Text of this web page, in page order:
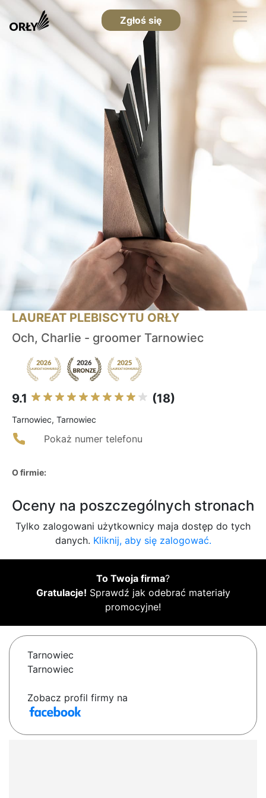
Zgłoś się
LAUREAT PLEBISCYTU ORŁY
Och, Charlie - groomer Tarnowiec
9.1 (18)
Tarnowiec, Tarnowiec
Pokaż numer telefonu
O firmie:
Oceny na poszczególnych stronach
Tylko zalogowani użytkownicy maja dostęp do tych
danych. Kliknij, aby się zalogować.
To Twoja firma?
Gratulacje! Sprawdź jak odebrać materiały
promocyjne!
Tarnowiec
Tarnowiec
Zobacz profil firmy na